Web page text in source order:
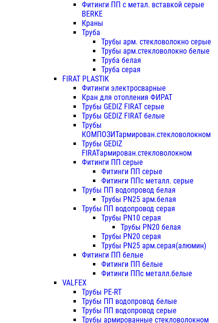
Фитинги ПП с метал. вставкой серые
BERKE
Краны
Труба
Трубы арм. стекловолокно серые
Трубы арм.стекловолокно белые
Труба белая
Труба серая
FIRAT PLASTIK
Фитинги электросварные
Кран для отопления ФИРАТ
Трубы GEDIZ FIRAT серые
Трубы GEDIZ FIRAT белые
Трубы
КОМПОЗИТармирован.стекловолокном
Трубы GEDIZ
FIRATармирован.стекловолокном
Фитинги ПП серые
Фитинги ПП серые
Фитинги ППс металл. серые
Трубы ПП водопровод белая
Трубы PN25 арм.белая
Трубы ПП водопровод серая
Трубы PN10 серая
Трубы PN20 белая
Трубы PN20 серая
Трубы PN25 арм.серая(алюмин)
Фитинги ПП белые
Фитинги ПП белые
Фитинги ППс металл.белые
VALFEX
Трубы PE-RT
Трубы ПП водопровод белые
Трубы ПП водопровод серые
Трубы армированные стекловолокном